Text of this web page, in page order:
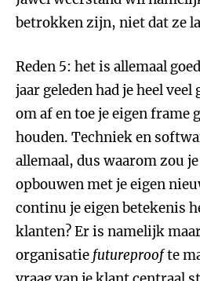
betrokken zijn, niet dat ze
Reden 5: het is allemaal
jaar geleden had je heel
om af en toe je eigen frame
houden. Techniek en
allemaal, dus waarom zou
opbouwen met je eigen
continu je eigen betekenis
klanten? Er is namelijk
organisatie futureproofte